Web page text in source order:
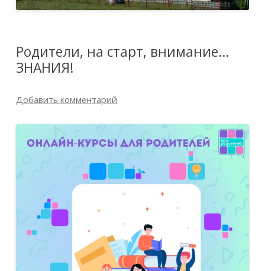
Родители, на старт, внимание…
ЗНАНИЯ!
Добавить комментарий